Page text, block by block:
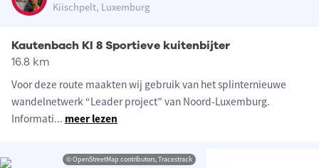
Kiischpelt, Luxemburg
Kautenbach KI 8 Sportieve kuitenbijter
16.8 km
Voor deze route maakten wij gebruik van het splinternieuwe
wandelnetwerk “Leader project” van Noord-Luxemburg.
Informati... meer lezen
© OpenStreetMap contributors, Tracestrack